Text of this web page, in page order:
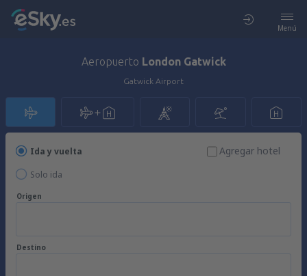
Menú
Aeropuerto London Gatwick
Gatwick Airport
Ida y vuelta
Solo ida
Agregar hotel
Origen
Destino